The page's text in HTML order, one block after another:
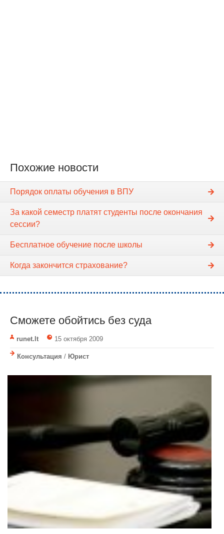
Похожие новости
Порядок оплаты обучения в ВПУ
За какой семестр платят студенты после окончания
сессии?
Бесплатное обучение после школы
Когда закончится страхование?
Сможете обойтись без суда
runet.lt 15 октября 2009
Консультация / Юрист